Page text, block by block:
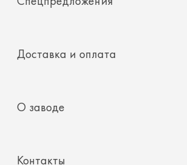
Доставка и оплата
О заводе
Контакты